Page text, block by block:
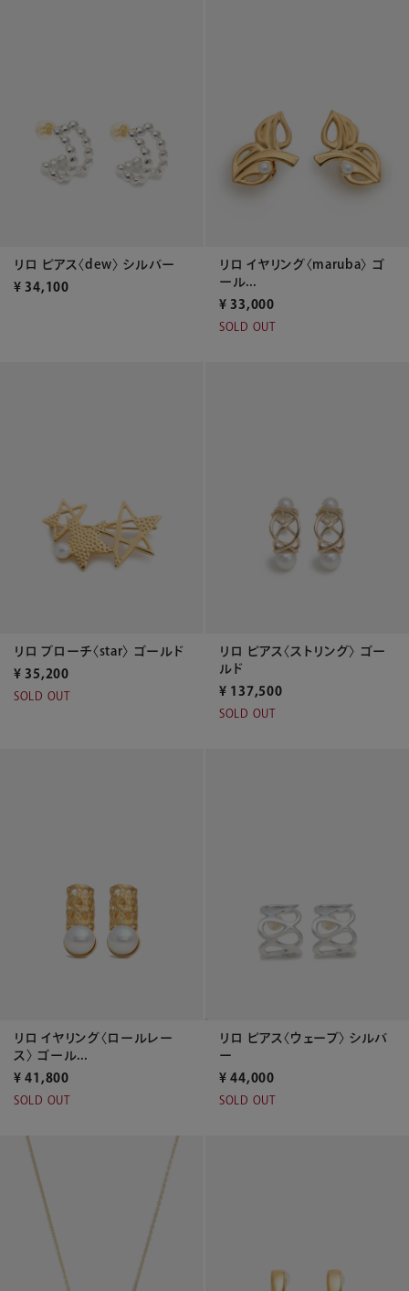
リロ ピアス〈dew〉 シルバー
¥ 34,100
リロ イヤリング〈maruba〉 ゴ
ール...
¥ 33,000
SOLD OUT
リロ ブローチ〈star〉 ゴールド
¥ 35,200
SOLD OUT
リロ ピアス〈ストリング〉 ゴー
ルド
¥ 137,500
SOLD OUT
リロ イヤリング〈ロールレー
ス〉 ゴール...
¥ 41,800
SOLD OUT
リロ ピアス〈ウェーブ〉 シルバ
ー
¥ 44,000
SOLD OUT